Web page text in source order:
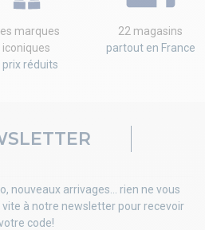
marques
iconiques
prix réduits
22 magasins
partout en France
nouveaux arrivages... rien ne vous
à notre newsletter pour recevoir
code!